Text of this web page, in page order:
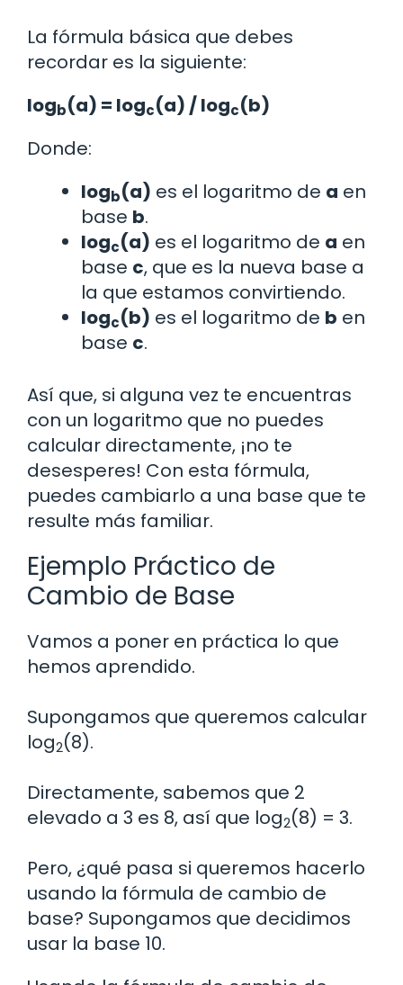
La fórmula básica que debes
recordar es la siguiente:
logb(a) = logc(a) / logc(b)
Donde:
logb(a) es el logaritmo de a en
base b.
logc(a) es el logaritmo de a en
base c, que es la nueva base a
la que estamos convirtiendo.
logc(b) es el logaritmo de b en
base c.
Así que, si alguna vez te encuentras
con un logaritmo que no puedes
calcular directamente, ¡no te
desesperes! Con esta fórmula,
puedes cambiarlo a una base que te
resulte más familiar.
Ejemplo Práctico de
Cambio de Base
Vamos a poner en práctica lo que
hemos aprendido.
Supongamos que queremos calcular
log2(8).
Directamente, sabemos que 2
elevado a 3 es 8, así que log2(8) = 3.
Pero, ¿qué pasa si queremos hacerlo
usando la fórmula de cambio de
base? Supongamos que decidimos
usar la base 10.